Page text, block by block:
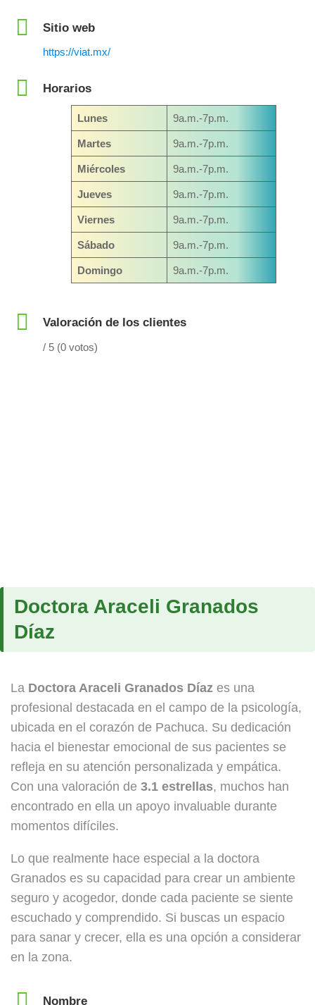
Sitio web
https://viat.mx/
Horarios
Lunes 9a.m.-7p.m.
Martes 9a.m.-7p.m.
Miércoles 9a.m.-7p.m.
Jueves 9a.m.-7p.m.
Viernes 9a.m.-7p.m.
Sábado 9a.m.-7p.m.
Domingo 9a.m.-7p.m.
Valoración de los clientes
/ 5 (0 votos)
Doctora Araceli Granados
Díaz
La Doctora Araceli Granados Díaz es una
profesional destacada en el campo de la psicología,
ubicada en el corazón de Pachuca. Su dedicación
hacia el bienestar emocional de sus pacientes se
refleja en su atención personalizada y empática.
Con una valoración de 3.1 estrellas, muchos han
encontrado en ella un apoyo invaluable durante
momentos difíciles.
Lo que realmente hace especial a la doctora
Granados es su capacidad para crear un ambiente
seguro y acogedor, donde cada paciente se siente
escuchado y comprendido. Si buscas un espacio
para sanar y crecer, ella es una opción a considerar
en la zona.
Nombre